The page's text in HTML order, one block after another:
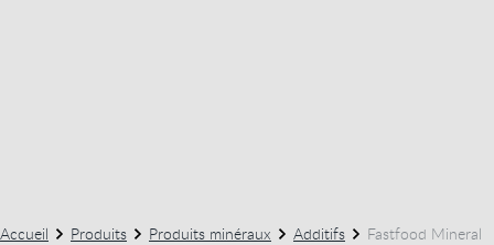
Accueil Produits Produits minéraux Additifs Fastfood Mineral